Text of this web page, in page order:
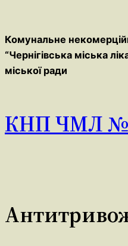
вмісту
Комунальне
“Чернігівська міська
міської ради
КНП ЧМЛ